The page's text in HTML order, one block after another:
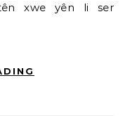
xwe yên li ser